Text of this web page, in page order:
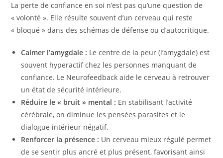
La perte de confiance en soi n’est pas qu’une question de
« volonté ». Elle résulte souvent d’un cerveau qui reste
« bloqué » dans des schémas de défense ou d’autocritique.
Calmer l’amygdale : Le centre de la peur (l’amygdale) est
souvent hyperactif chez les personnes manquant de
confiance. Le Neurofeedback aide le cerveau à retrouver
un état de sécurité intérieure.
Réduire le « bruit » mental : En stabilisant l’activité
cérébrale, on diminue les pensées parasites et le
dialogue intérieur négatif.
Renforcer la présence : Un cerveau mieux régulé permet
de se sentir plus ancré et plus présent, favorisant ainsi